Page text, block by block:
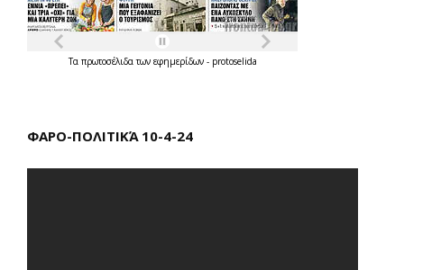
Τα πρωτοσέλιδατων εφημερίδων - protoselida
ΦΑΡΟ-ΠΟΛΙΤΙΚΆ 10-4-24